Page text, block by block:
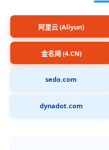
阿里云 (Aliyun)
金名网 (4.CN)
sedo.com
dynadot.com